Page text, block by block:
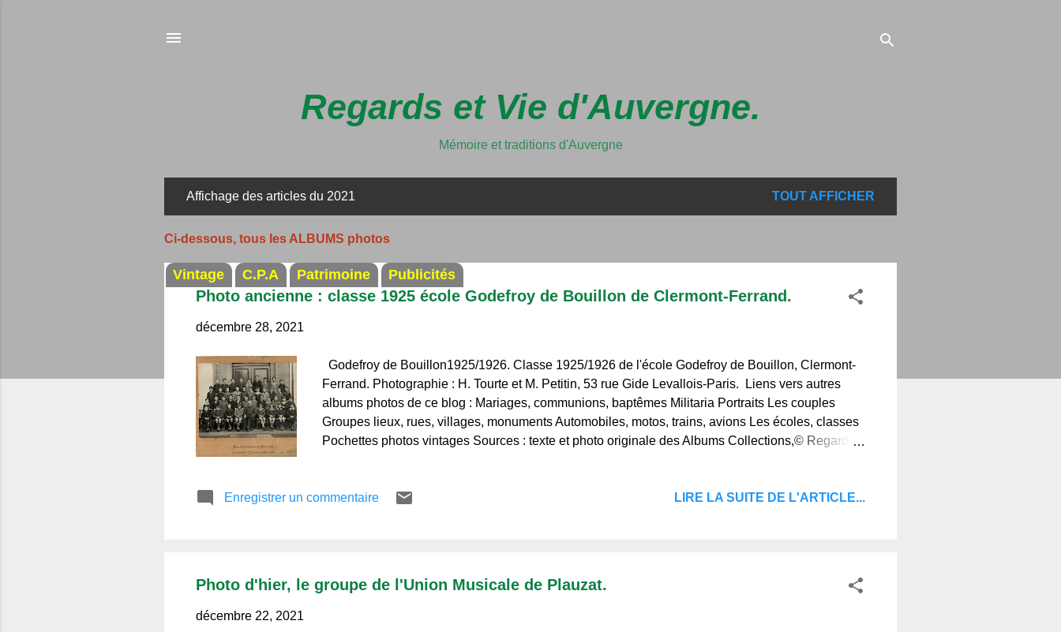
Regards et Vie d'Auvergne.
Mémoire et traditions d'Auvergne
t
i
c
Affichage des articles du 2021 TOUT AFFICHER
Ci-dessous, tous les ALBUMS photos
Vintage C.P.A Patrimoine Publicités
Photo ancienne : classe 1925 école Godefroy de Bouillon de Clermont-Ferrand.
décembre 28, 2021
Godefroy de Bouillon1925/1926. Classe 1925/1926 de l'école Godefroy de Bouillon, Clermont-
Ferrand. Photographie : H. Tourte et M. Petitin, 53 rue Gide Levallois-Paris. Liens vers autres
albums photos de ce blog : Mariages, communions, baptêmes Militaria Portraits Les couples
Groupes lieux, rues, villages, monuments Automobiles, motos, trains, avions Les écoles, classes
Pochettes photos vintages Sources : texte et photo originale des Albums Collections,© Regards
Enregistrer un commentaire
LIRE LA SUITE DE L'ARTICLE...
Photo d'hier, le groupe de l'Union Musicale de Plauzat.
décembre 22, 2021